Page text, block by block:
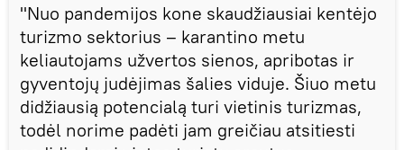
"Nuo pandemijos kone skaudžiausiai kentėjo
turizmo sektorius – karantino metu
keliautojams užvertos sienos, apribotas ir
gyventojų judėjimas šalies viduje. Šiuo metu
didžiausią potencialą turi vietinis turizmas,
todėl norime padėti jam greičiau atsitiesti